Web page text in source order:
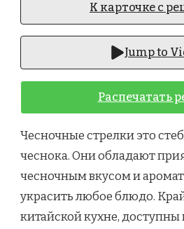
К карточке с
Jump to
Распечатать
Чесночные стрелки это
чеснока. Они обладают
чесночным вкусом и
украсить любое блюдо.
китайской кухне,